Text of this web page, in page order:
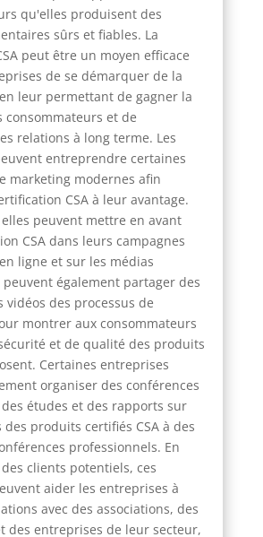
qu'elles produisent des
sûrs et fiables. La
peut être un moyen efficace
de se démarquer de la
leur permettant de gagner la
consommateurs et de
relations à long terme. Les
entreprendre certaines
marketing modernes afin
CSA à leur avantage.
peuvent mettre en avant
CSA dans leurs campagnes
ligne et sur les médias
peuvent également partager des
vidéos des processus de
montrer aux consommateurs
et de qualité des produits
Certaines entreprises
organiser des conférences
études et des rapports sur
des produits certifiés CSA à des
professionnels. En
clients potentiels, ces
aider les entreprises à
avec des associations, des
des entreprises de leur secteur,